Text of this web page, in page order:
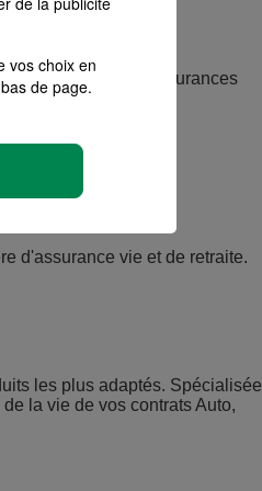
à vos besoins d'assurances
d'assurance vie et de retraite.
les plus adaptés. Spécialisée
la vie de vos contrats Auto,
vos choix en
de page.